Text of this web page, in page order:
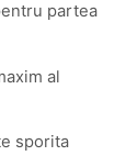
partea
al
sporita